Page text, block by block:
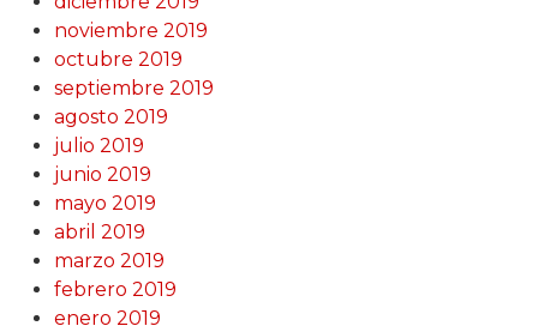
noviembre 2019
octubre 2019
septiembre 2019
agosto 2019
julio 2019
junio 2019
mayo 2019
abril 2019
marzo 2019
febrero 2019
enero 2019